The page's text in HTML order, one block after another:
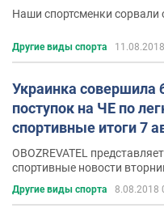
Наши спортсменки сорвали
Другие виды спорта
Украинка совершила
поступок на ЧЕ по
спортивные итоги 7
OBOZREVATEL
спортивные новости
Другие виды спорта 8.08.2018